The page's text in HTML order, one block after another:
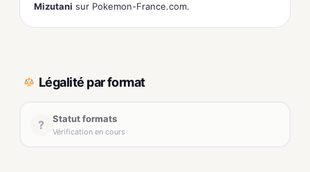
Mizutani sur Pokemon-France.com.
Légalité par format
? Statut formats
Vérification en cours